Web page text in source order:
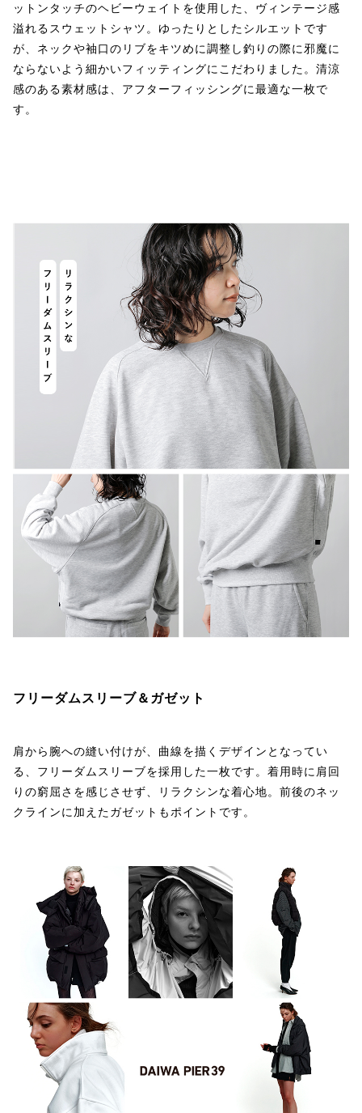
ットンタッチのヘビーウェイトを使用した、ヴィンテージ感
溢れるスウェットシャツ。ゆったりとしたシルエットです
が、ネックや袖口のリブをキツめに調整し釣りの際に邪魔に
ならないよう細かいフィッティングにこだわりました。清涼
感のある素材感は、アフターフィッシングに最適な一枚で
す。
フリーダムスリーブ＆ガゼット
肩から腕への縫い付けが、曲線を描くデザインとなってい
る、フリーダムスリーブを採用した一枚です。着用時に肩回
りの窮屈さを感じさせず、リラクシンな着心地。前後のネッ
クラインに加えたガゼットもポイントです。